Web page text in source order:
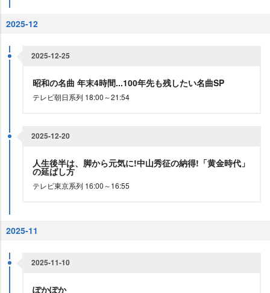
2025-12
2025-12-25
昭和の名曲 年末4時間...100年先も残したい名曲SP
テレビ朝日系列 18:00～21:54
2025-12-20
人生後半は、脚から元気に!中山秀征の納得!「黄金時代」
の延ばし方
テレビ東京系列 16:00～16:55
2025-11
2025-11-10
ぽかぽか